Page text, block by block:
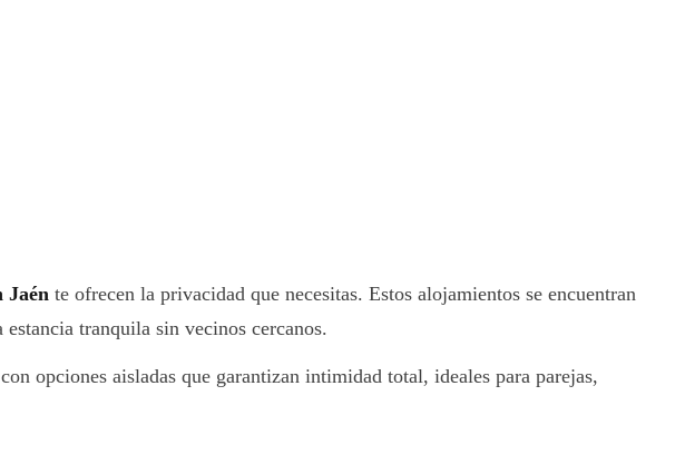
Jaén te ofrecen la privacidad que necesitas. Estos alojamientos se encuentran
tranquila sin vecinos cercanos.
opciones aisladas que garantizan intimidad total, ideales para parejas,